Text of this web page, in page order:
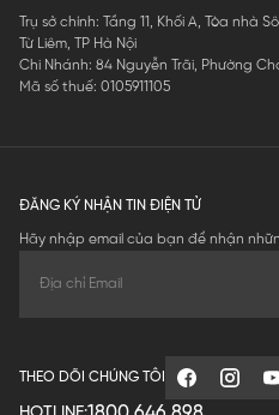
Trụ sở chính: Tầng 11, Khối A, Tòa nhà
Từ Liêm, TP Hà Nội
Chi Nhánh: 84 Nguyễn Trãi, Phường
Mã số thuế: 0105911105
ĐĂNG KÝ NHẬN TIN ĐIỆN TỬ
Hãy nhập email của bạn để nhận
THEO DÕI CHÚNG TÔI